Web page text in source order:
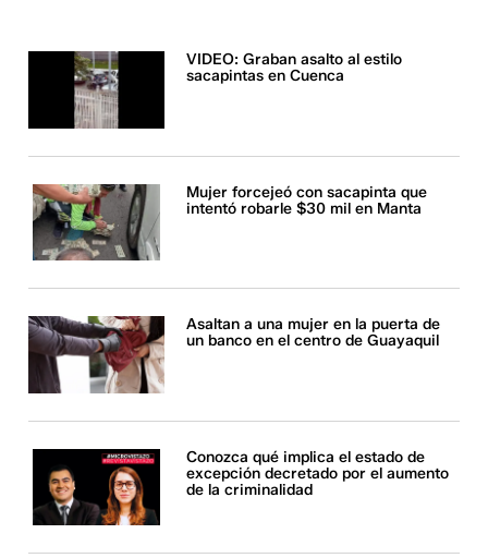
VIDEO: Graban asalto al estilo
sacapintas en Cuenca
Mujer forcejeó con sacapinta que
intentó robarle $30 mil en Manta
Asaltan a una mujer en la puerta de
un banco en el centro de Guayaquil
Conozca qué implica el estado de
excepción decretado por el aumento
de la criminalidad